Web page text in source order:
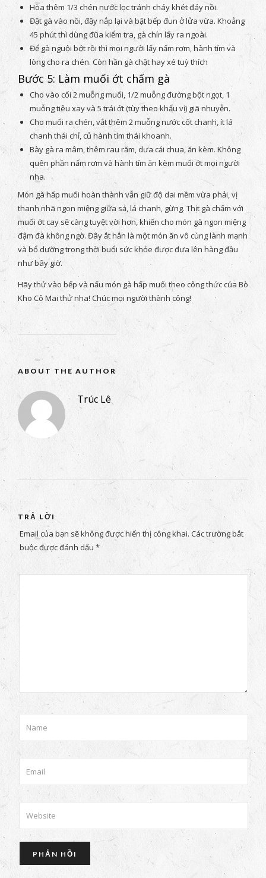
Hòa thêm 1/3 chén nước lọc tránh cháy khét đáy nồi.
Đặt gà vào nồi, đậy nắp lại và bật bếp đun ở lửa vừa. Khoảng
45 phút thì dùng đũa kiểm tra, gà chín lấy ra ngoài.
Để gà nguội bớt rồi thì mọi người lấy nấm rơm, hành tím và
lòng cho ra chén. Còn hần gà chặt hay xé tuỳ thích
Bước 5: Làm muối ớt chấm gà
Cho vào cối 2 muỗng muối, 1/2 muỗng đường bột ngọt, 1
muỗng tiêu xay và 5 trái ớt (tùy theo khẩu vị) giã nhuyễn.
Cho muối ra chén, vắt thêm 2 muỗng nước cốt chanh, ít lá
chanh thái chỉ, củ hành tím thái khoanh.
Bày gà ra mâm, thêm rau răm, dưa cải chua, ăn kèm. Không
quên phần nấm rơm và hành tím ăn kèm muối ớt mọi người
nha.
Món gà hấp muối hoàn thành vẫn giữ độ dai mềm vừa phải, vị
thanh nhã ngon miệng giữa sả, lá chanh, gừng. Thịt gà chấm với
muối ớt cay sẽ càng tuyệt vời hơn, khiến cho món gà ngon miệng
đậm đà không ngờ. Đây ắt hẳn là một món ăn vô cùng lành mạnh
và bổ dưỡng trong thời buổi sức khỏe được đưa lên hàng đầu
như bây giờ.
Hãy thử vào bếp và nấu món gà hấp muối theo công thức của Bò
Kho Cô Mai thử nha! Chúc mọi người thành công!
ABOUT THE AUTHOR
Trúc Lê
TRẢ LỜI
Email của bạn sẽ không được hiển thị công khai. Các trường bắt
buộc được đánh dấu *